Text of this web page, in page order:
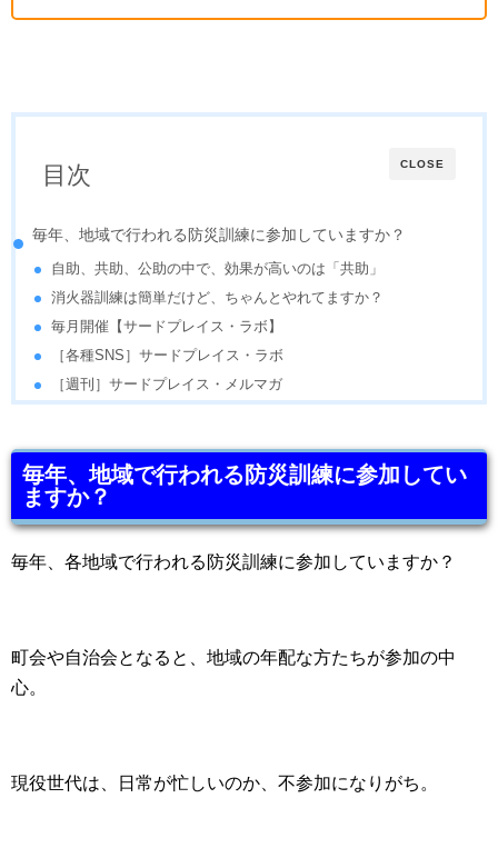
CLOSE
目次
毎年、地域で行われる防災訓練に参加していますか？
自助、共助、公助の中で、効果が高いのは「共助」
消火器訓練は簡単だけど、ちゃんとやれてますか？
毎月開催【サードプレイス・ラボ】
［各種SNS］サードプレイス・ラボ
［週刊］サードプレイス・メルマガ
毎年、地域で行われる防災訓練に参加してい
ますか？
毎年、各地域で行われる防災訓練に参加していますか？
町会や自治会となると、地域の年配な方たちが参加の中
心。
現役世代は、日常が忙しいのか、不参加になりがち。